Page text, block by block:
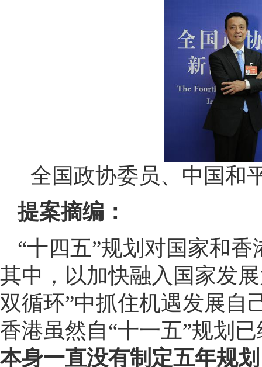
全国政协委员、中国和
提案摘编：
“十四五”规划对国家和
其中，以加快融入国家发
双循环”中抓住机遇发展自
香港虽然自“十一五”规划
本身一直没有制定五年规